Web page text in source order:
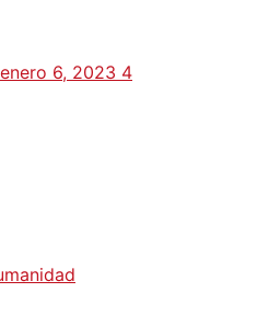
enero 6, 2023 4